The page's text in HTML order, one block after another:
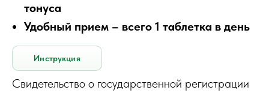
тонуса
Удобный прием – всего 1 таблетка в день
Инструкция
Свидетельство о государственной регистрации